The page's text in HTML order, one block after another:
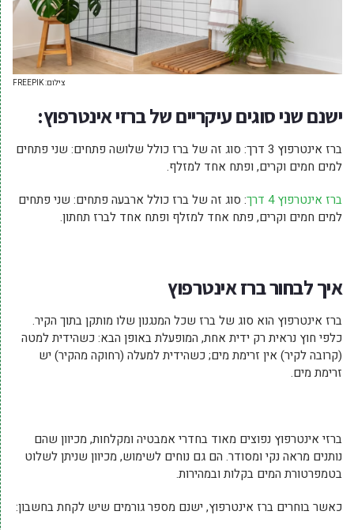
צילום: FREEPIK
ישנם שני סוגים עיקריים של ברזי אינטרפוץ:
ברז אינטרפוץ 3 דרך: סוג זה של ברז כולל שלושה פתחים: שני פתחים
למים חמים וקרים, ופתח אחד למזלף.
ברז אינטרפוץ 4 דרך
: סוג זה של ברז כולל ארבעה פתחים: שני פתחים
למים חמים וקרים, פתח אחד למזלף ופתח אחד לברז תחתון.
איך לבחור ברז אינטרפוץ
ברז אינטרפוץ הוא סוג של ברז שכל המנגנון שלו מותקן בתוך הקיר.
כלפי חוץ נראית רק ידית אחת, המופעלת באופן הבא: כשהידית למטה
(קרובה לקיר) אין זרימת מים; כשהידית למעלה (רחוקה מהקיר) יש
זרימת מים.
ברזי אינטרפוץ נפוצים מאוד בחדרי אמבטיה ומקלחות, מכיוון שהם
נותנים מראה נקי ומסודר. הם גם נוחים לשימוש, מכיוון שניתן לשלוט
בטמפרטורת המים בקלות ובמהירות.
כאשר בוחרים ברז אינטרפוץ, ישנם מספר גורמים שיש לקחת בחשבון: